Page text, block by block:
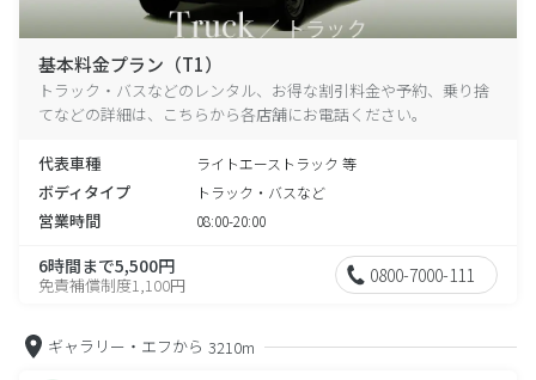
基本料金プラン（T1）
トラック・バスなどのレンタル、お得な割引料金や予約、乗り捨
てなどの詳細は、こちらから各店舗にお電話ください。
代表車種 ライトエーストラック 等
ボディタイプ トラック・バスなど
営業時間 08:00-20:00
6時間まで5,500円
免責補償制度1,100円 0800-7000-111
ギャラリー・エフから 3210m